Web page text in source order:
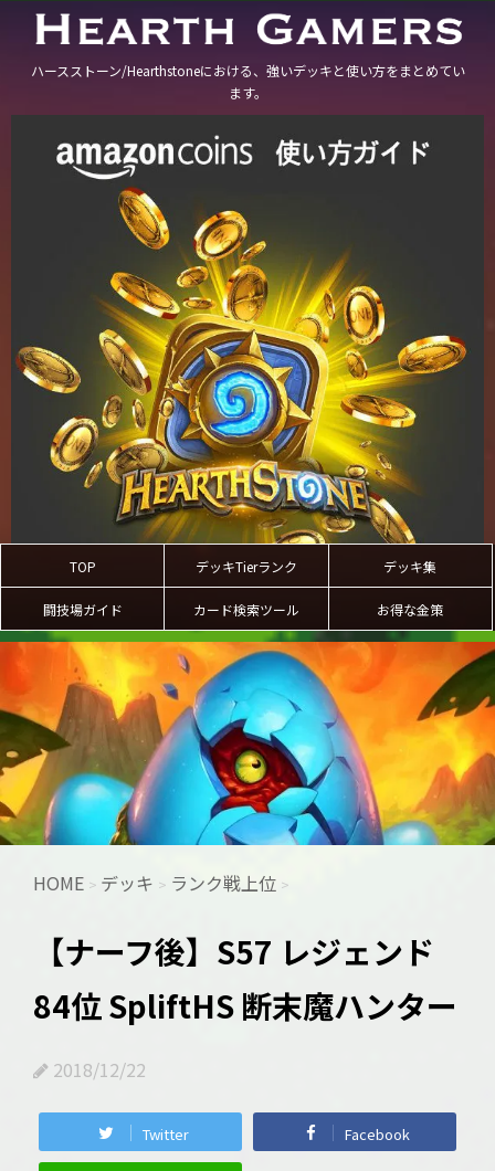
ハースストーン/Hearthstoneにおける、強いデッキと使い方をまとめてい
ます。
TOP デッキTierランク デッキ集
闘技場ガイド カード検索ツール お得な金策
HOME > デッキ > ランク戦上位 >
【ナーフ後】S57 レジェンド
84位 SpliftHS 断末魔ハンター
2018/12/22
Twitter Facebook